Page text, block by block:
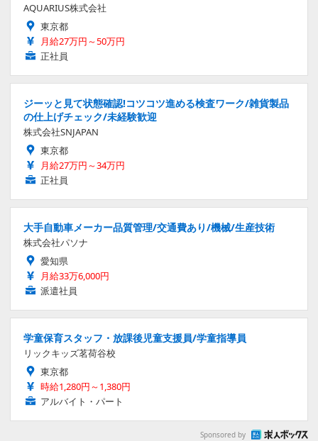
AQUARIUS株式会社
東京都
月給27万円～50万円
正社員
ジーッと見て状態確認!コツコツ進める検査ワーク/雑貨製品
の仕上げチェック/未経験歓迎
株式会社SNJAPAN
東京都
月給27万円～34万円
正社員
大手自動車メーカー品質管理/交通費あり/機械/生産技術
株式会社パソナ
愛知県
月給33万6,000円
派遣社員
学童保育スタッフ・放課後児童支援員/学童指導員
リックキッズ茗荷谷校
東京都
時給1,280円～1,380円
アルバイト・パート
Sponsored by